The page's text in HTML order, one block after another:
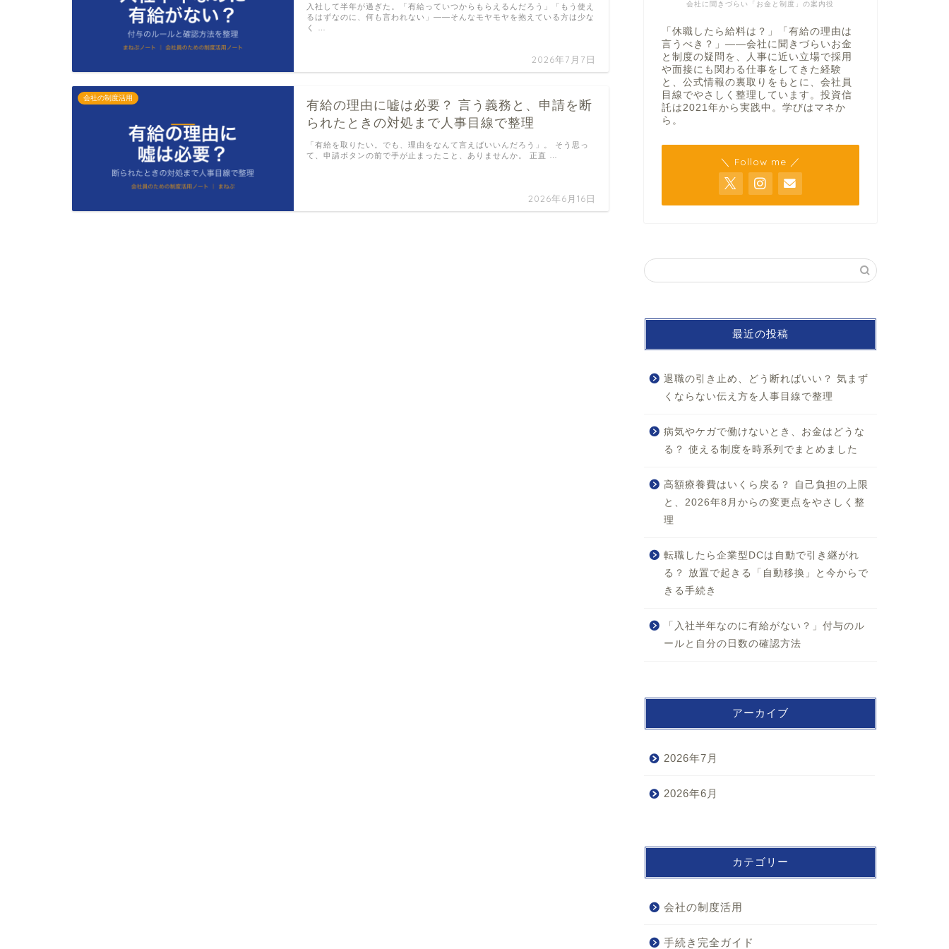
2026年7月7日
入社して半年が過ぎた。「有給っていつからもらえるんだろう」「もう使え
るはずなのに、何も言われない」——そんなモヤモヤを抱えている方は少な
く …
会社の制度活用
有給の理由に嘘は必要？ 言う義務と、申請を断
られたときの対処まで人事目線で整理
2026年6月16日
「有給を取りたい。でも、理由をなんて言えばいいんだろう」。 そう思っ
て、申請ボタンの前で手が止まったこと、ありませんか。 正直 …
会社に聞きづらい「お金と制度」の案内役
「休職したら給料は？」「有給の理由は
言うべき？」——会社に聞きづらいお金
と制度の疑問を、人事に近い立場で採用
や面接にも関わる仕事をしてきた経験
と、公式情報の裏取りをもとに、会社員
目線でやさしく整理しています。投資信
託は2021年から実践中。学びはマネか
ら。
＼ Follow me ／
最近の投稿
退職の引き止め、どう断ればいい？ 気まず
くならない伝え方を人事目線で整理
病気やケガで働けないとき、お金はどうな
る？ 使える制度を時系列でまとめました
高額療養費はいくら戻る？ 自己負担の上限
と、2026年8月からの変更点をやさしく整
理
転職したら企業型DCは自動で引き継がれ
る？ 放置で起きる「自動移換」と今からで
きる手続き
「入社半年なのに有給がない？」付与のル
ールと自分の日数の確認方法
アーカイブ
2026年7月
2026年6月
カテゴリー
会社の制度活用
手続き完全ガイド